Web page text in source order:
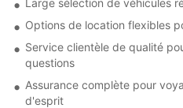
Large sélection de véhicules
Options de location flexibles
Service clientèle de qualité
questions
Assurance complète pour
d'esprit